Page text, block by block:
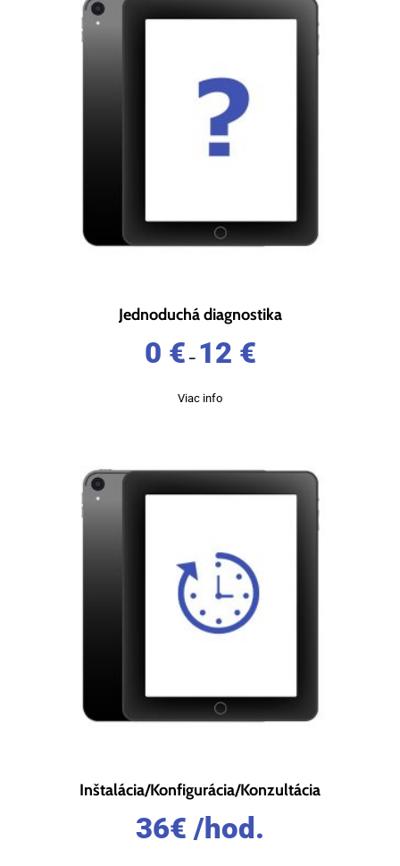
Jednoduchá diagnostika
0 € – 12 €
Viac info
Inštalácia/Konfigurácia/Konzultácia
36€ /hod.